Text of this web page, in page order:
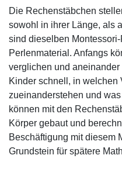
Die Rechenstäbchen
sowohl in ihrer Länge, als
sind dieselben
Perlenmaterial. Anfangs
verglichen und
Kinder schnell, in welchen
zueinanderstehen und
können mit den
Körper gebaut und
Beschäftigung mit diesem
Grundstein für spätere